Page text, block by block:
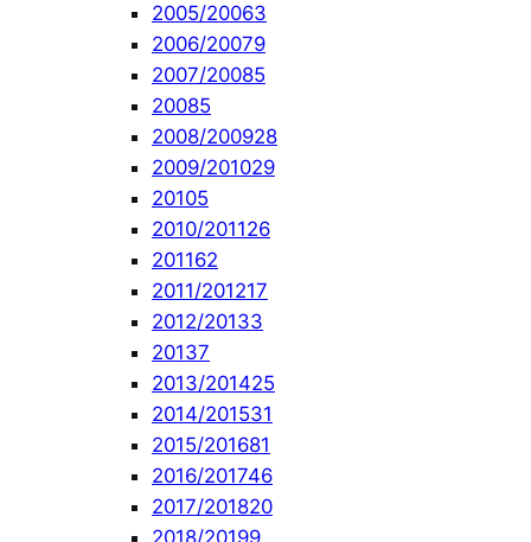
2005/20063
2006/20079
2007/20085
20085
2008/200928
2009/201029
20105
2010/201126
201162
2011/201217
2012/20133
20137
2013/201425
2014/201531
2015/201681
2016/201746
2017/201820